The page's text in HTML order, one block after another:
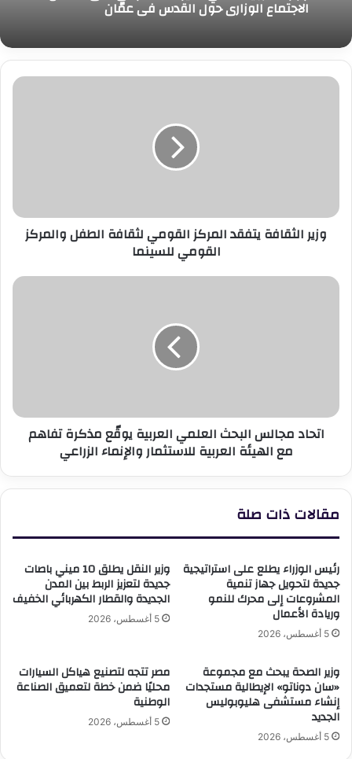
الاجتماع الوزاري حول القدس في عمّان
وزير
القومي
للسينما
وزير الثقافة يتفقد المركز القومي لثقافة الطفل والمركز
القومي للسينما
اتحاد
مع
الهيئةاتحاد مجالس البحث العلمي العربية يوقّع مذكرة تفاهم
مع الهيئة العربية للاستثمار والإنماء الزراعي
مقالات ذات صلة
رئيس الوزراء يطلع على استراتيجية
جديدة لتحويل جهاز تنمية
المشروعات إلى محرك للنمو
وريادة الأعمال
5 أغسطس، 2026
وزير النقل يطلق 10 ميني باصات
جديدة لتعزيز الربط بين المدن
الجديدة والقطار الكهربائي الخفيف
5 أغسطس، 2026
وزير الصحة يبحث مع مجموعة
«سان دوناتو» الإيطالية مستجدات
إنشاء مستشفى هليوبوليس
الجديد
5 أغسطس، 2026
مصر تتجه لتصنيع هياكل السيارات
محليًا ضمن خطة لتعميق الصناعة
الوطنية
5 أغسطس، 2026